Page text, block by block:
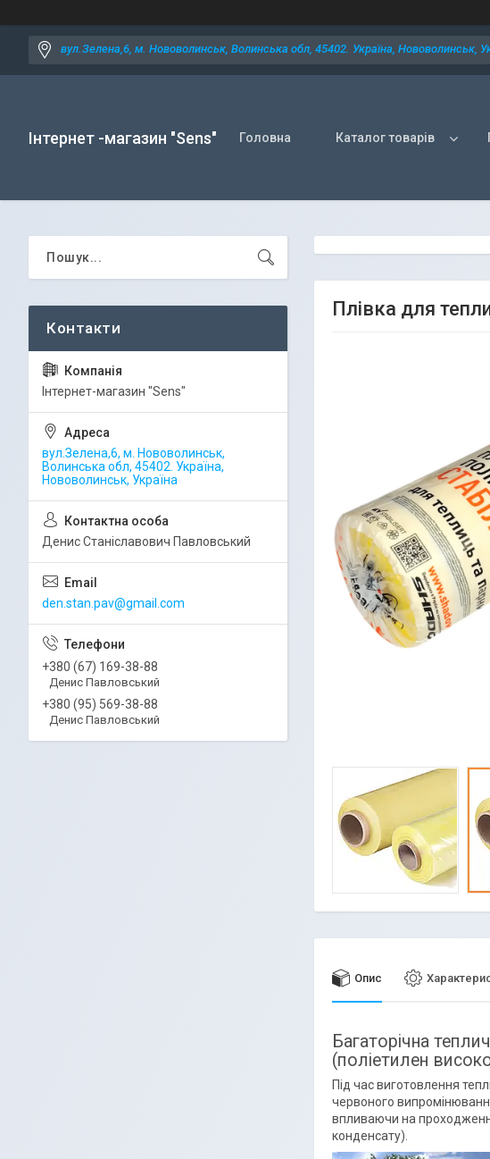
вул.Зелена,6, м. Нововолинськ, Волинська обл, 45402. Україна, Нововолинськ,
Інтернет -магазин "Sens" Головна Каталог товарів
Плівка для
Опис
Багаторічна
(поліетилен
Під час виготовлення
червоного
впливаючи на
конденсату).
Iнтернет-магазин "Sens"
вул.Зелена,6, м. Нововолинськ,
Волинська обл, 45402. Україна,
Нововолинськ, Україна
Денис Станіславович Павловський
den.stan.pav@gmail.com
+380 (67) 169-38-88
Денис Павловський
+380 (95) 569-38-88
Денис Павловський